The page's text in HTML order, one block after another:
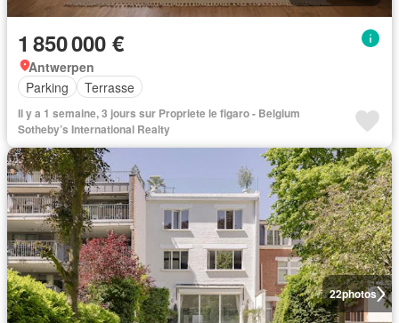
1 850 000 €
Antwerpen
Parking
Terrasse
Il y a 1 semaine, 3 jours sur Propriete le figaro - Belgium
Sotheby’s International Realty
22photos